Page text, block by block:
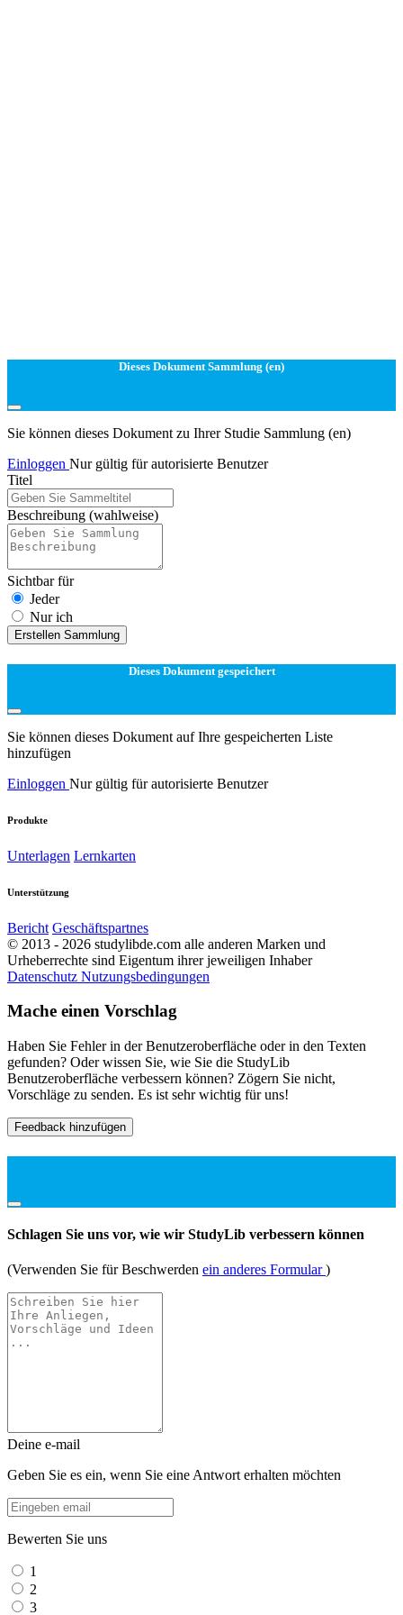
Dieses Dokument Sammlung (en)
Sie können dieses Dokument zu Ihrer Studie Sammlung (en)
Einloggen Nur gültig für autorisierte Benutzer
Titel
Beschreibung (wahlweise)
Sichtbar für
Jeder
Nur ich
Erstellen Sammlung
Dieses Dokument gespeichert
Sie können dieses Dokument auf Ihre gespeicherten Liste
hinzufügen
Einloggen Nur gültig für autorisierte Benutzer
Produkte
Unterlagen Lernkarten
Unterstützung
Bericht Geschäftspartnes
© 2013 - 2026 studylibde.com alle anderen Marken und
Urheberrechte sind Eigentum ihrer jeweiligen Inhaber
Datenschutz Nutzungsbedingungen
Mache einen Vorschlag
Haben Sie Fehler in der Benutzeroberfläche oder in den Texten
gefunden? Oder wissen Sie, wie Sie die StudyLib
Benutzeroberfläche verbessern können? Zögern Sie nicht,
Vorschläge zu senden. Es ist sehr wichtig für uns!
Feedback hinzufügen
Schlagen Sie uns vor, wie wir StudyLib verbessern können
(Verwenden Sie für Beschwerden ein anderes Formular)
Deine e-mail
Geben Sie es ein, wenn Sie eine Antwort erhalten möchten
Bewerten Sie uns
1
2
3